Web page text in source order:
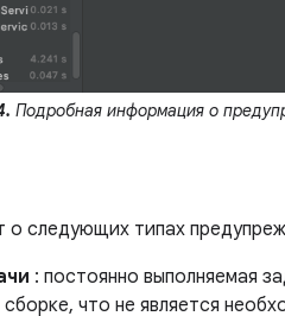
Подробная информация о
следующих типах
: постоянно выполняемая
что не является